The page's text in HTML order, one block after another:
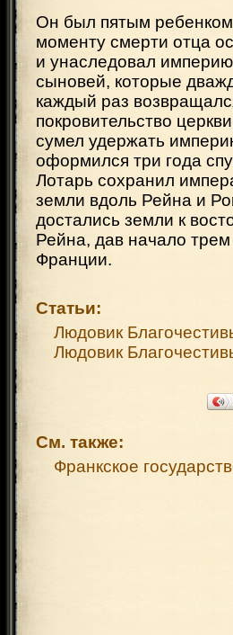
Он был пятым
моменту смерти отца
и унаследовал
сыновей, которые
каждый раз
покровительство
сумел удержать
оформился три года
Лотарь сохранил
земли вдоль Рейна и
достались земли к
Рейна, дав начало
Франции.
Статьи:
Людовик
Людовик
См. также:
Франкское